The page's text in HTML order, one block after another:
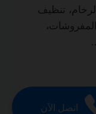
تنظيف
اتصل الآن